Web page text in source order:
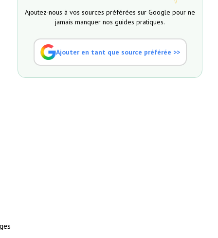
Ajoutez-nous à vos sources préférées sur Google pour ne
jamais manquer nos guides pratiques.
Ajouter en tant que source préférée >>